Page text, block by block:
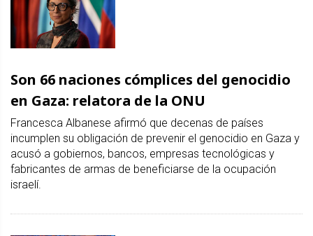
Son 66 naciones cómplices del genocidio
en Gaza: relatora de la ONU
Francesca Albanese afirmó que decenas de países
incumplen su obligación de prevenir el genocidio en Gaza y
acusó a gobiernos, bancos, empresas tecnológicas y
fabricantes de armas de beneficiarse de la ocupación
israelí.